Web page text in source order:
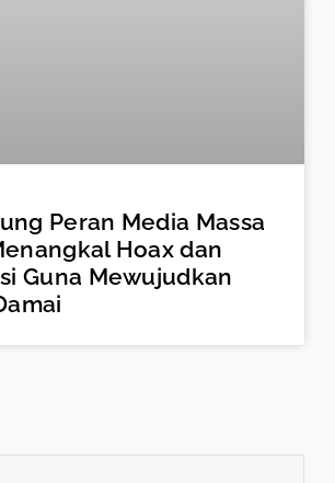
Peran Media Massa
Hoax dan
Guna Mewujudkan